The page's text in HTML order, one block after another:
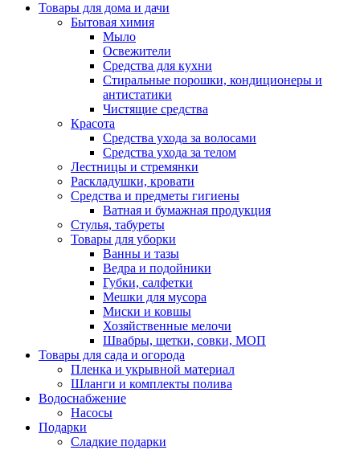
Товары для дома и дачи
Бытовая химия
Мыло
Освежители
Средства для кухни
Стиральные порошки, кондиционеры и
антистатики
Чистящие средства
Красота
Средства ухода за волосами
Средства ухода за телом
Лестницы и стремянки
Раскладушки, кровати
Средства и предметы гигиены
Ватная и бумажная продукция
Стулья, табуреты
Товары для уборки
Ванны и тазы
Ведра и подойники
Губки, салфетки
Мешки для мусора
Миски и ковшы
Хозяйственные мелочи
Швабры, щетки, совки, МОП
Товары для сада и огорода
Пленка и укрывной материал
Шланги и комплекты полива
Водоснабжение
Насосы
Подарки
Cладкие подарки